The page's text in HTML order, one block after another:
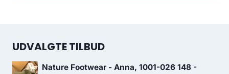
UDVALGTE TILBUD
Nature Footwear - Anna, 1001-026 148 -